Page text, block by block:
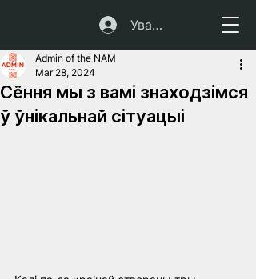
Увайсці
Сёння мы з вамі знаходзімся
ў ўнікальнай сітуацыі
Admin of the NAM
Mar 28, 2024